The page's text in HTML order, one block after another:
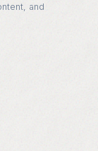
and